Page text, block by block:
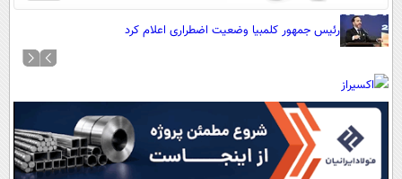
و
کردن
صفحه اول
آب و هوا
اوقات شرعی
رئیس جمهور کلمبیا وضعیت اضطراری اعلام کرد